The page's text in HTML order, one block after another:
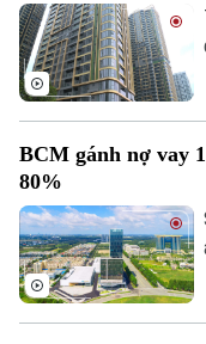
Thời trang
Âm nhạc
BCM gánh nợ vay
80%